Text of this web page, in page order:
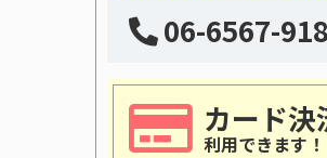
06-6567-
カード決
利用できます！